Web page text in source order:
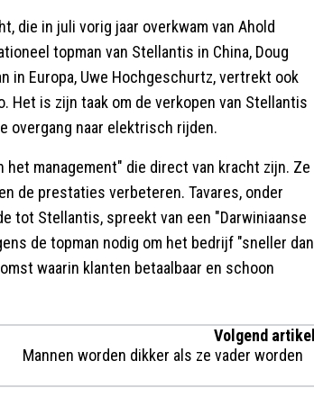
die in juli vorig jaar overkwam van Ahold
topman van Stellantis in China, Doug
in Europa, Uwe Hochgeschurtz, vertrekt ook
Het is zijn taak om de verkopen van Stellantis
overgang naar elektrisch rijden.
management" die direct van kracht zijn. Ze
de prestaties verbeteren. Tavares, onder
tot Stellantis, spreekt van een "Darwiniaanse
de topman nodig om het bedrijf "sneller dan
waarin klanten betaalbaar en schoon
Volgend artikel
Mannen worden dikker als ze vader worden